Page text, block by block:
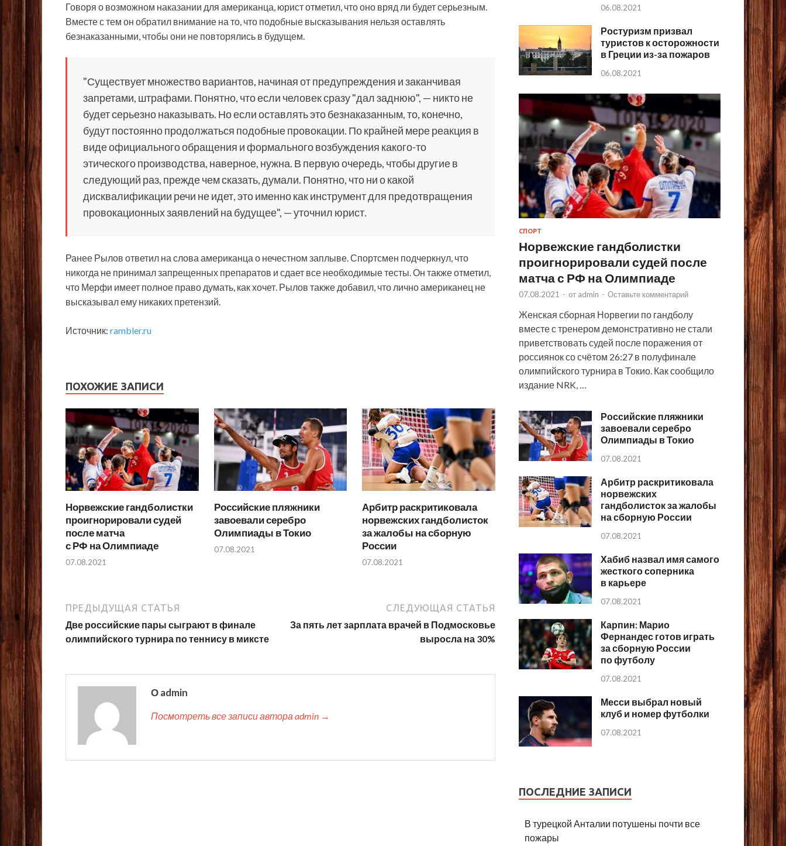
Говоря о возможном наказании для американца, юрист отметил, что оно вряд ли будет серьезным.
Вместе с тем он обратил внимание на то, что подобные высказывания нельзя оставлять
безнаказанными, чтобы они не повторялись в будущем.
"Существует множество вариантов, начиная от предупреждения и заканчивая
запретами, штрафами. Понятно, что если человек сразу "дал заднюю", — никто не
будет серьезно наказывать. Но если оставлять это безнаказанным, то, конечно,
будут постоянно продолжаться подобные провокации. По крайней мере реакция в
виде официального обращения и формального возбуждения какого-то
этического производства, наверное, нужна. В первую очередь, чтобы другие в
следующий раз, прежде чем сказать, думали. Понятно, что ни о какой
дисквалификации речи не идет, это именно как инструмент для предотвращения
провокационных заявлений на будущее", — уточнил юрист.
Ранее Рылов ответил на слова американца о нечестном заплыве. Спортсмен подчеркнул, что
никогда не принимал запрещенных препаратов и сдает все необходимые тесты. Он также отметил,
что Мерфи имеет полное право думать, как хочет. Рылов также добавил, что лично американец не
высказывал ему никаких претензий.
Источник: rambler.ru
ПОХОЖИЕ ЗАПИСИ
Норвежские гандболистки
проигнорировали судей
после матча
с РФ на Олимпиаде
07.08.2021
Российские пляжники
завоевали серебро
Олимпиады в Токио
07.08.2021
Арбитр раскритиковала
норвежских гандболисток
за жалобы на сборную
России
07.08.2021
ПРЕДЫДУЩАЯ СТАТЬЯ
Две российские пары сыграют в финале
олимпийского турнира по теннису в миксте
СЛЕДУЮЩАЯ СТАТЬЯ
За пять лет зарплата врачей в Подмосковье
выросла на 30%
О admin
Посмотреть все записи автора admin →
06.08.2021
Ростуризм призвал
туристов к осторожности
в Греции из-за пожаров
06.08.2021
СПОРТ
Норвежские гандболистки
проигнорировали судей после
матча с РФ на Олимпиаде
07.08.2021 - от admin - Оставьте комментарий
Женская сборная Норвегии по гандболу
вместе с тренером демонстративно не стали
приветствовать судей после поражения от
россиянок со счётом 26:27 в полуфинале
олимпийского турнира в Токио. Как сообщило
издание NRK, …
Российские пляжники
завоевали серебро
Олимпиады в Токио
07.08.2021
Арбитр раскритиковала
норвежских
гандболисток за жалобы
на сборную России
07.08.2021
Хабиб назвал имя самого
жесткого соперника
в карьере
07.08.2021
Карпин: Марио
Фернандес готов играть
за сборную России
по футболу
07.08.2021
Месси выбрал новый
клуб и номер футболки
07.08.2021
ПОСЛЕДНИЕ ЗАПИСИ
В турецкой Анталии потушены почти все
пожары